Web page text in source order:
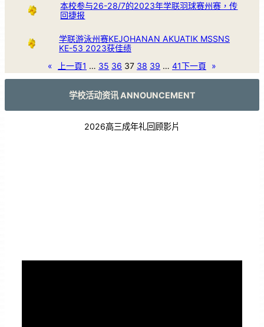
本校参与26-28/7的2023年学联羽球赛州赛，传
回捷报
学联游泳州赛KEJOHANAN AKUATIK MSSNS
KE-53 2023获佳绩
«
上一頁1 … 35 36 37 38 39 … 41下一頁 »
学校活动资讯 ANNOUNCEMENT
2026高三成年礼回顾影片